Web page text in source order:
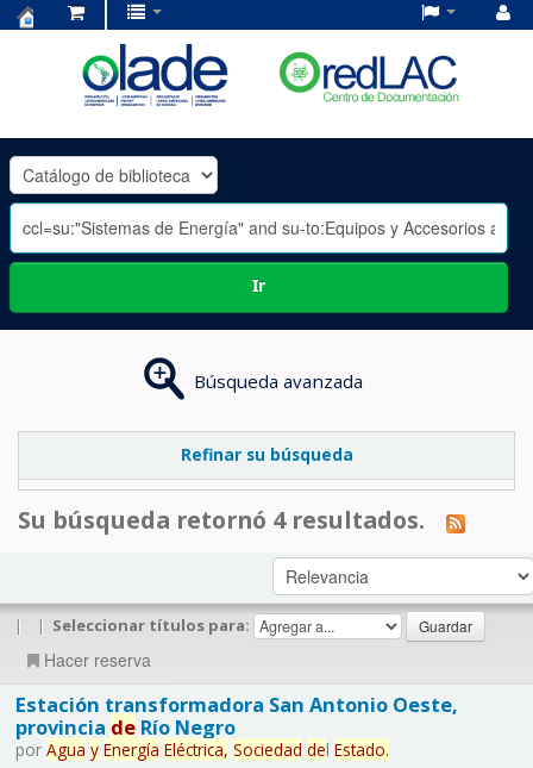
OLADE
-
Ir
Búsqueda avanzada
Refinar su búsqueda
Su búsqueda retornó 4 resultados.
| | Seleccionar títulos para:
Hacer reserva
Estación transformadora San Antonio Oeste,
provincia deRío Negro
por Agua y Energía Eléctrica, Sociedad del Estado.